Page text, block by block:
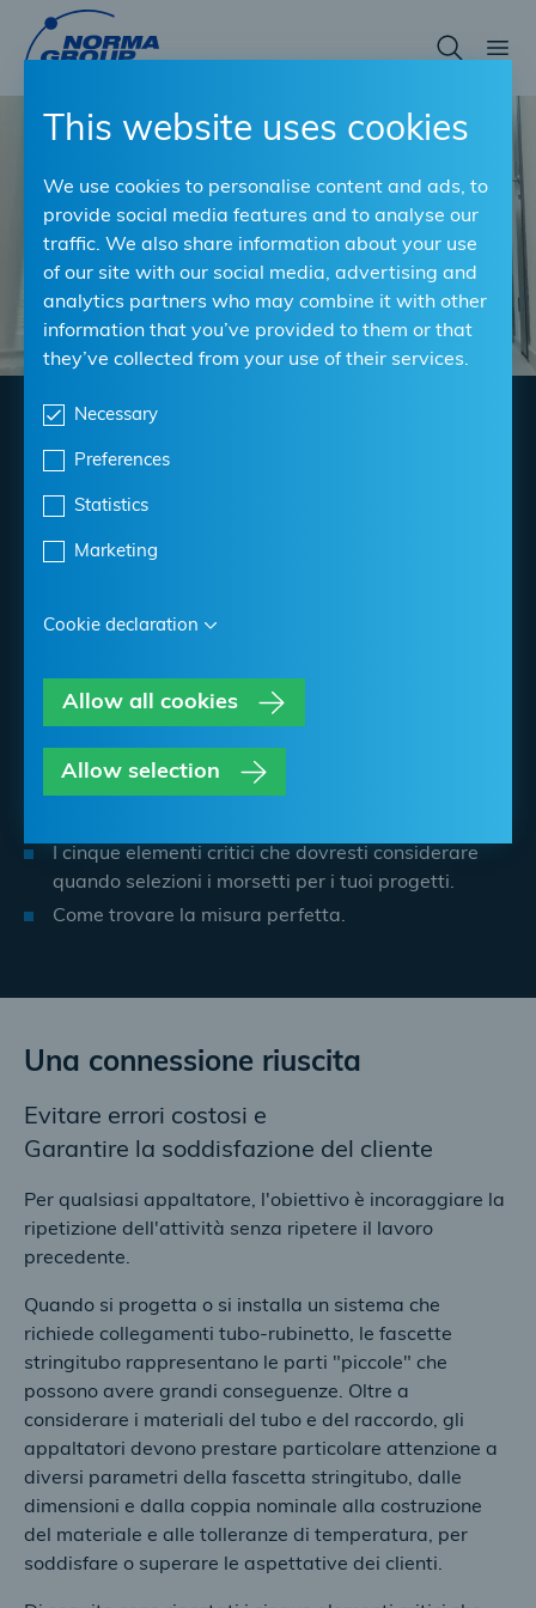
This website uses cookies
We use cookies to personalise content and ads, to
provide social media features and to analyse our
traffic. We also share information about your use
of our site with our social media, advertising and
analytics partners who may combine it with other
information that you’ve provided to them or that
they’ve collected from your use of their services.
Necessary
Preferences
Statistics
Marketing
Cookie declaration
Allow all cookies
Allow selection
content
5 chiavi per il successo
Collegamenti a fascetta
stringitubo
rigorosi per garantire il corretto funzionamento.
influenzare in modo significativo la loro capacità non
solo di soddisfare, ma anche di superare le
aspettative di prestazione.
I cinque elementi critici che dovresti considerare
quando selezioni i morsetti per i tuoi progetti.
Come trovare la misura perfetta.
Una connessione riuscita
Evitare errori costosi e
Garantire la soddisfazione del cliente
Per qualsiasi appaltatore, l'obiettivo è incoraggiare la
ripetizione dell'attività senza ripetere il lavoro
precedente.
Quando si progetta o si installa un sistema che
richiede collegamenti tubo-rubinetto, le fascette
stringitubo rappresentano le parti "piccole" che
possono avere grandi conseguenze. Oltre a
considerare i materiali del tubo e del raccordo, gli
appaltatori devono prestare particolare attenzione a
diversi parametri della fascetta stringitubo, dalle
dimensioni e dalla coppia nominale alla costruzione
del materiale e alle tolleranze di temperatura, per
soddisfare o superare le aspettative dei clienti.